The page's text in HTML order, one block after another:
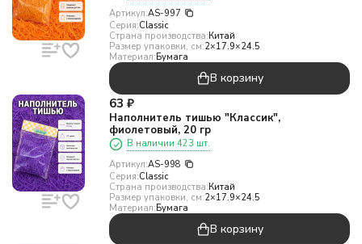
Артикул:AS-997
Серия:Classic
Страна производства:Китай
Размер упаковки, см:2×17.9×24.5
Материал:Бумага
В корзину
63 ₽
Наполнитель тишью "Классик",
фиолетовый, 20 гр
В наличии 423 шт.
Артикул:AS-998
Серия:Classic
Страна производства:Китай
Размер упаковки, см:2×17.9×24.5
Материал:Бумага
В корзину